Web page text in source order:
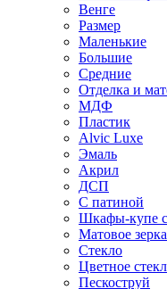
Венге
Размер
Маленькие
Большие
Средние
Отделка и
МДФ
Пластик
Alvic Luxe
Эмаль
Акрил
ДСП
С патиной
Шкафы-купе с
Матовое
Стекло
Цветное
Пескоструй